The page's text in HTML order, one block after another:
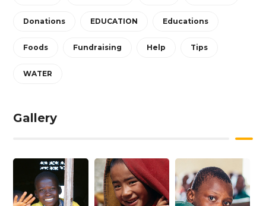
Donations EDUCATION Educations
Foods Fundraising Help Tips
WATER
Gallery